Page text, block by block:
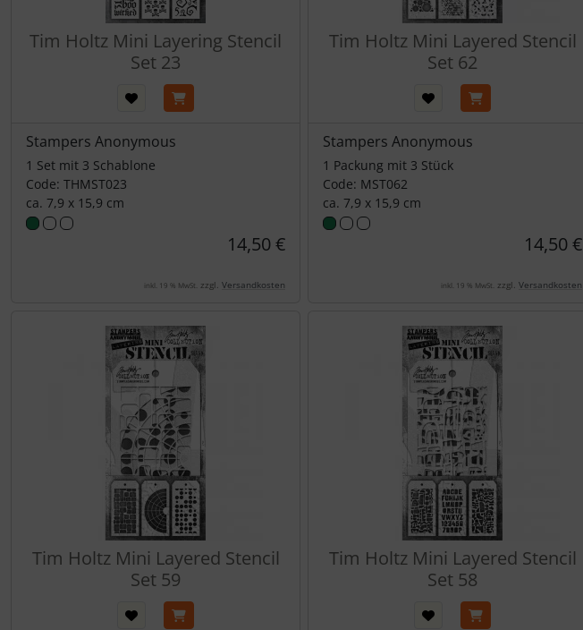
Tim Holtz Mini Layering Stencil
Set 23
Stampers Anonymous
1 Set mit 3 Schablone
Code: THMST023
ca. 7,9 x 15,9 cm
14,50 €
inkl. 19 % MwSt. zzgl. Versandkosten
Tim Holtz Mini Layered Stencil
Set 62
Stampers Anonymous
1 Packung mit 3 Stück
Code: MST062
ca. 7,9 x 15,9 cm
14,50 €
inkl. 19 % MwSt. zzgl. Versandkosten
Tim Holtz Mini Layered Stencil
Set 59
Tim Holtz Mini Layered Stencil
Set 58